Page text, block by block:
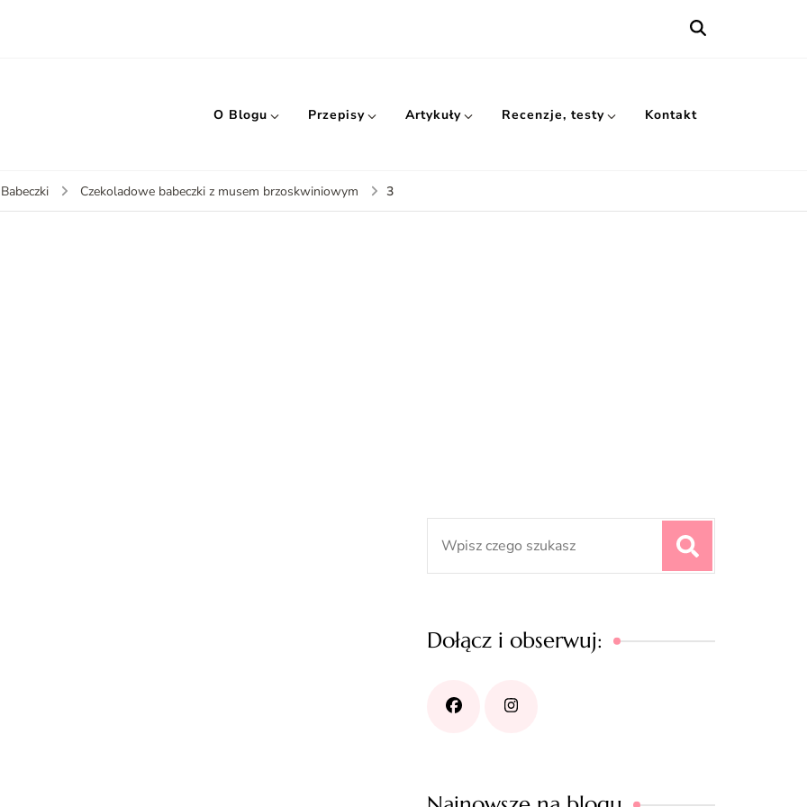
O Blogu Przepisy Artykuły Recenzje, testy Kontakt
Czekoladowe babeczki z musem brzoskwiniowym 3
Dołącz i obserwuj: